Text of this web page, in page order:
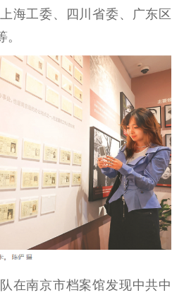
海工委、四川省委、广东区
南京市档案馆发现中共中